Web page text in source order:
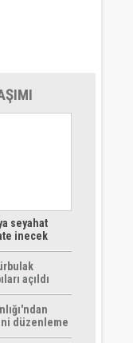
seyahat
inecek
açıldı
düzenleme